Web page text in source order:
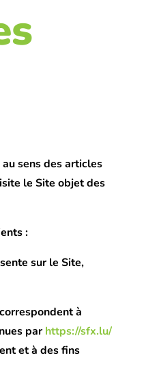
sens des articles
le Site objet des
:
sur le Site,
à
parhttps://sfx.lu/
et à des fins